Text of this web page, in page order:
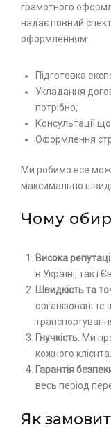
грамотного
надає повний
оформленням:
Підготовка
Укладання
потрібно;
Консультації
Оформлення
Ми робимо все
максимально
Чому
Висока
в Україні, так і
Швидкість та
організовані те
Гнучкість. Ми
кожного клієнта.
Гарантія
весь період
Як